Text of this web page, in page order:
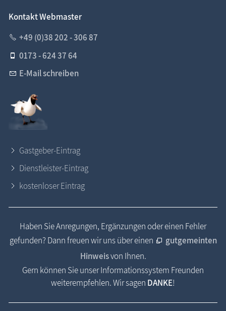
Kontakt Webmaster
+49 (0)38 202 - 306 87
0173 - 624 37 64
E-Mail schreiben
Gastgeber-Eintrag
Dienstleister-Eintrag
kostenloser Eintrag
Haben Sie Anregungen, Ergänzungen oder einen Fehler
gefunden? Dann freuen wir uns über einen
gutgemeinten
Hinweisvon Ihnen.
Gern können Sie unser Informationssystem Freunden
weiterempfehlen. Wir sagen DANKE!